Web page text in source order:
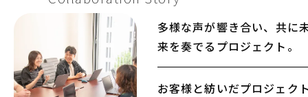
多様な声が響き合い、 共に
来を奏でるプロジェクト。
お客様と紡いだプロジェク